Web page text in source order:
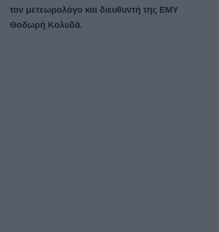
τον μετεωρολόγο και διευθυντή της ΕΜΥ
Θοδωρή Κολυδά.